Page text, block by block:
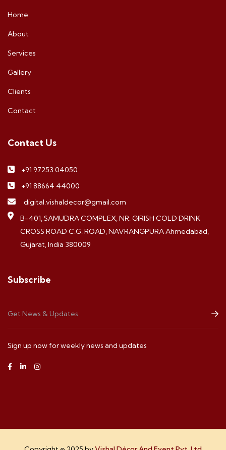
Home
About
Services
Gallery
Clients
Contact
Contact Us
+91 97253 04050
+91 88664 44000
digital.vishaldecor@gmail.com
B-401, SAMUDRA COMPLEX, NR. GIRISH COLD DRINK
CROSS ROAD C.G. ROAD, NAVRANGPURA Ahmedabad,
Gujarat, India 380009
Subscribe
Sign up now for weekly news and updates